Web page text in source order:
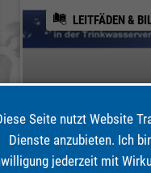
LEITFÄDEN &
Seite nutzt Website
Dienste anzubieten. Ich
jederzeit mit